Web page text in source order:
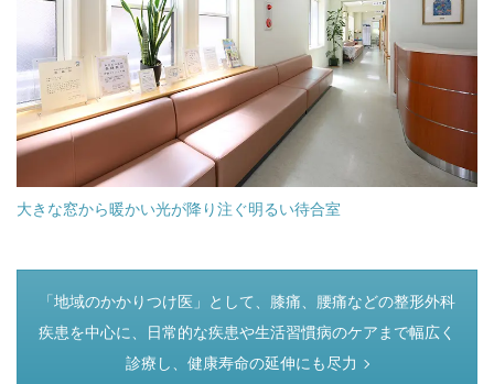
大きな窓から暖かい光が降り注ぐ明るい待合室
つぎのページ
「地域のかかりつけ医」として、膝痛、腰痛などの整形外科
疾患を中心に、日常的な疾患や生活習慣病のケアまで幅広く
診療し、健康寿命の延伸にも尽力